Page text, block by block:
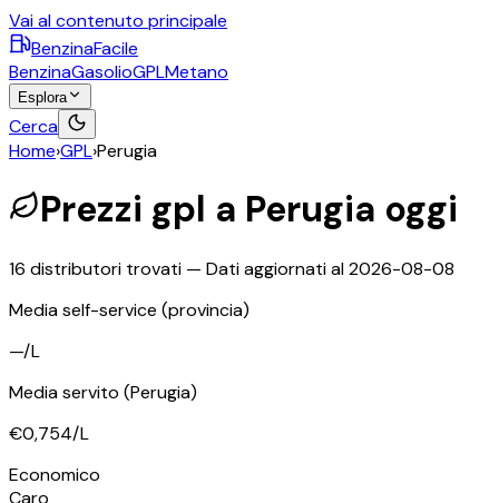
Vai al contenuto principale
BenzinaFacile
BenzinaGasolioGPLMetano
Esplora
Cerca
Home›GPL›Perugia
Prezzi gpl a Perugia oggi
16 distributori trovati — Dati aggiornati al2026-08-08
Media self-service (provincia)
—/L
Media servito (Perugia)
€0,754/L
Economico
Caro